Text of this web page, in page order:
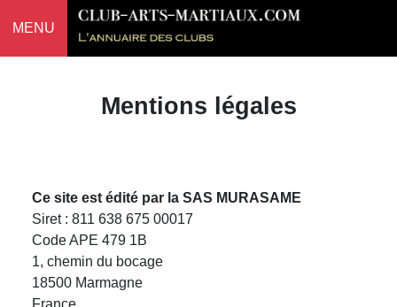
MENU
Mentions légales
Ce site est édité par la SAS MURASAME
Siret : 811 638 675 00017
Code APE 479 1B
1, chemin du bocage
18500 Marmagne
France